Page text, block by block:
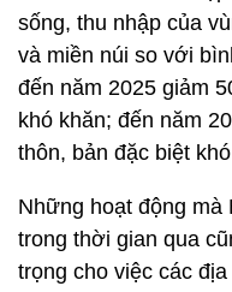
sống, thu nhập của
và miền núi so với
đến năm 2025 giảm
khó khăn; đến năm
thôn, bản đặc biệt
Những hoạt động mà
trong thời gian qua
trọng cho việc các